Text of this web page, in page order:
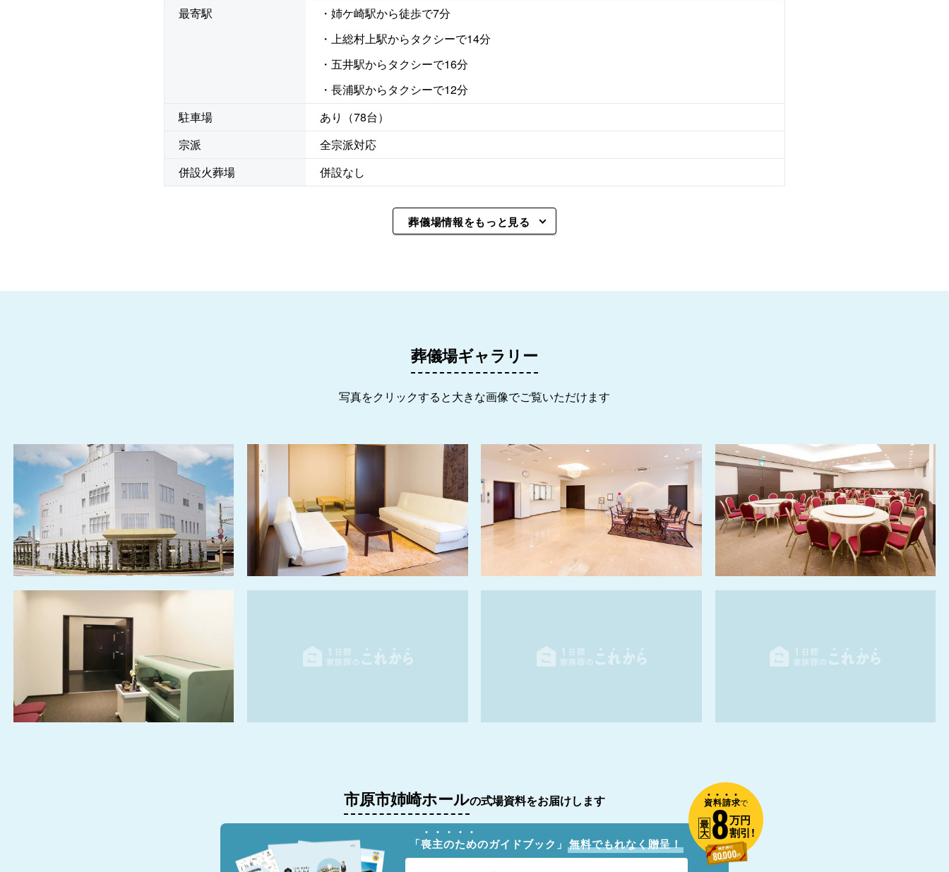
最寄駅
・姉ケ崎駅から徒歩で7分
・上総村上駅からタクシーで14分
・五井駅からタクシーで16分
・長浦駅からタクシーで12分
駐車場
あり（78台）
宗派
全宗派対応
併設火葬場
併設なし
葬儀場情報をもっと見る
葬儀場ギャラリー
写真をクリックすると大きな画像でご覧いただけます
市原市姉崎ホールの式場資料をお届けします
「喪主のためのガイドブック」 無料でもれなく贈呈！
資料請求で
最
大8万円
割引!